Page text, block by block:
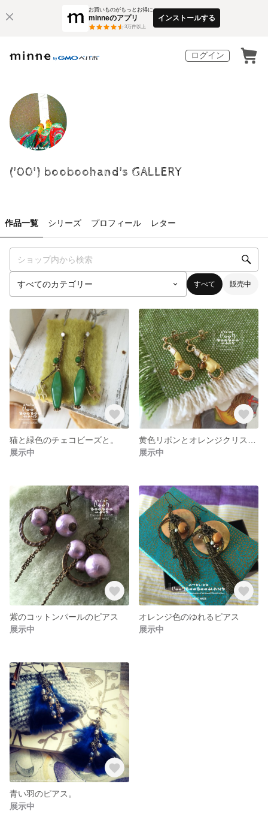
お買いものがもっとお得に
minneのアプリ
3万件以上
インストールする
ログイン
('00') booboohand's GALLERY
作品一覧 シリーズ プロフィール レター
すべて 販売中
猫と緑色のチェコビーズと。
展示中
展示中
紫のコットンパールのピアス
展示中
オレンジ色のゆれるピアス
展示中
青い羽のピアス。
展示中